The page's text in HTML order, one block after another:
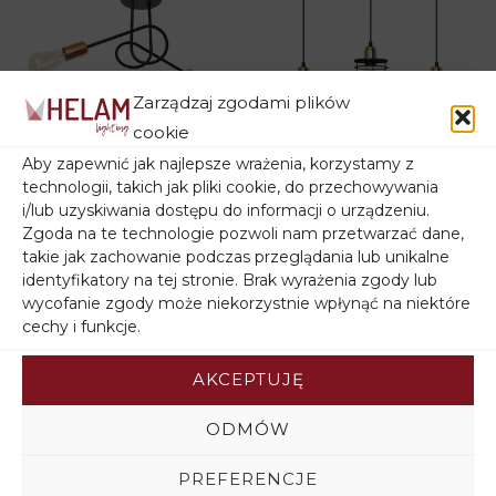
Zarządzaj zgodami plików
cookie
Aby zapewnić jak najlepsze wrażenia, korzystamy z
technologii, takich jak pliki cookie, do przechowywania
i/lub uzyskiwania dostępu do informacji o urządzeniu.
Zgoda na te technologie pozwoli nam przetwarzać dane,
takie jak zachowanie podczas przeglądania lub unikalne
identyfikatory na tej stronie. Brak wyrażenia zgody lub
wycofanie zgody może niekorzystnie wpłynąć na niektóre
cechy i funkcje.
AKCEPTUJĘ
ODMÓW
PREFERENCJE
Długość /
Średnica
Szerokość 40 cm
Wysokość
Liczba żarówek 3
Rodzaj gwintu E27
Lampa sufitowa
OXFORD W-2016/2
BK+BR/H
152,00 zł
Lampa wisząca
potrójna EDISON W-L
1366/3 BK+BR
313,00zł Pierwotna
cena
wynosiła:
250,40 zł Aktualna
cena
wynosi:
Promocja -20%
Promocja -20%